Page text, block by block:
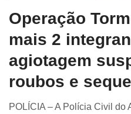
Operação
mais 2
agiotagem
roubos e
POLÍCIA – A Polícia Civil do